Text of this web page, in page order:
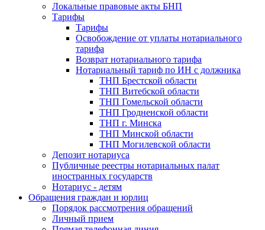
Локальные правовые акты БНП
Тарифы
Тарифы
Освобождение от уплаты нотариального
тарифа
Возврат нотариального тарифа
Нотариальный тариф по ИН с должника
ТНП Брестской области
ТНП Витебской области
ТНП Гомельской области
ТНП Гродненской области
ТНП г. Минска
ТНП Минской области
ТНП Могилевской области
Депозит нотариуса
Публичные реестры нотариальных палат
иностранных государств
Нотариус - детям
Обращения граждан и юрлиц
Порядок рассмотрения обращений
Личный прием